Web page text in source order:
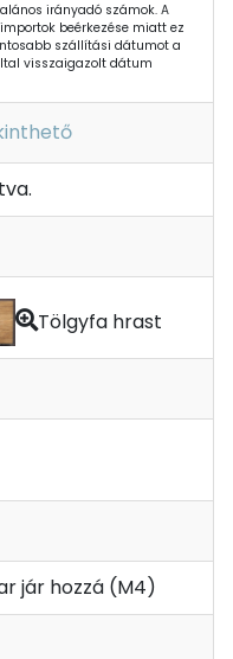
irányadó számok. A
beérkezése miatt ez
szállítási dátumot a
visszaigazolt dátum
Tölgyfa hrast
jár hozzá (M4)